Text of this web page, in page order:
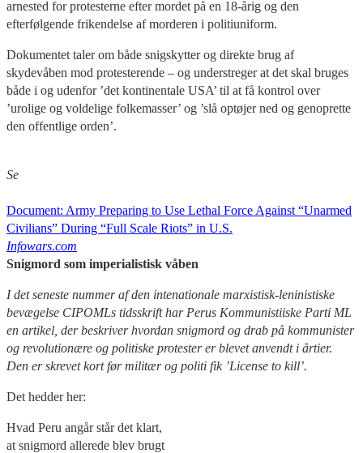
arnested for protesterne efter mordet på en 18-årig og den
efterfølgende frikendelse af morderen i politiuniform.
Dokumentet taler om både snigskytter og direkte brug af
skydevåben mod protesterende – og understreger at det skal bruges
både i og udenfor ’det kontinentale USA’ til at få kontrol over
’urolige og voldelige folkemasser’ og ’slå optøjer ned og genoprette
den offentlige orden’.
Se
Document: Army Preparing to Use Lethal Force Against “Unarmed
Civilians” During “Full Scale Riots” in U.S.
Infowars.com
Snigmord som imperialistisk våben
I det seneste nummer af den intenationale marxistisk-leninistiske
bevægelse CIPOMLs tidsskrift har Perus Kommunistiiske Parti ML
en artikel, der beskriver hvordan snigmord og drab på kommunister
og revolutionære og politiske protester er blevet anvendt i årtier.
Den er skrevet kort før militær og politi fik ’License to kill’.
Det hedder her:
Hvad Peru angår står det klart,
at snigmord allerede blev brugt